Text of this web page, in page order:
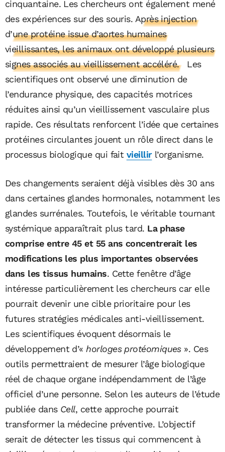
cinquantaine. Les chercheurs ont également mené
des expériences sur des souris. Après injection
d’une protéine issue d’aortes humaines
vieillissantes, les animaux ont développé plusieurs
signes associés au vieillissement accéléré.
Les
scientifiques ont observé une diminution de
l’endurance physique, des capacités motrices
réduites ainsi qu’un vieillissement vasculaire plus
rapide. Ces résultats renforcent l’idée que certaines
protéines circulantes jouent un rôle direct dans le
processus biologique qui fait vieillirl’organisme.
Des changements seraient déjà visibles dès 30 ans
dans certaines glandes hormonales, notamment les
glandes surrénales. Toutefois, le véritable tournant
systémique apparaîtrait plus tard. La phase
comprise entre 45 et 55 ans concentrerait les
modifications les plus importantes observées
dans les tissus humains. Cette fenêtre d’âge
intéresse particulièrement les chercheurs car elle
pourrait devenir une cible prioritaire pour les
futures stratégies médicales anti-vieillissement.
Les scientifiques évoquent désormais le
développement d’« horloges protéomiques». Ces
outils permettraient de mesurer l’âge biologique
réel de chaque organe indépendamment de l’âge
officiel d’une personne. Selon les auteurs de l’étude
publiée dans Cell, cette approche pourrait
transformer la médecine préventive. L’objectif
serait de détecter les tissus qui commencent à